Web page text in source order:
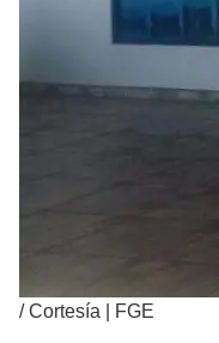
/Cortesía | FGE